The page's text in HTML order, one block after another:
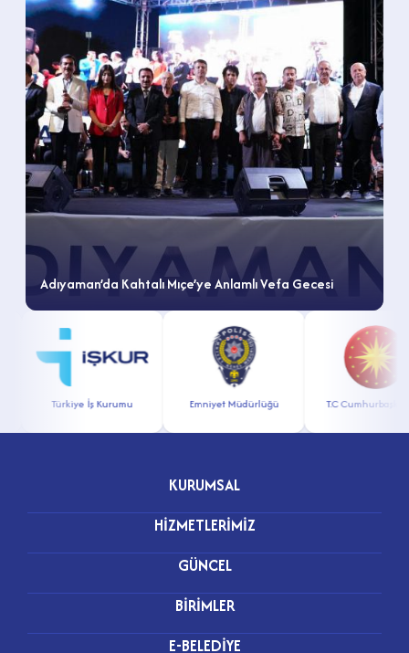
Adıyaman’da Kahtalı Mıçe’ye Anlamlı Vefa Gecesi
Türkiye İş Kurumu Emniyet Müdürlüğü T.C
KURUMSAL
HİZMETLERİMİZ
GÜNCEL
BİRİMLER
E-BELEDİYE